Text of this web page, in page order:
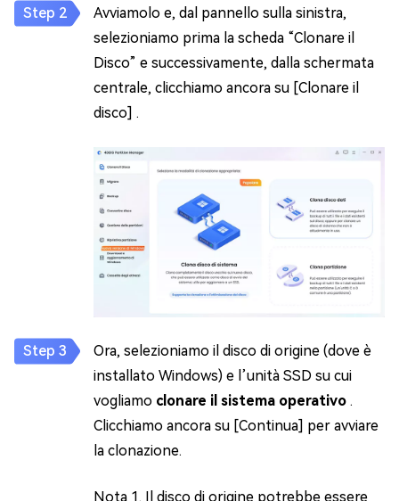
Avviamolo e, dal pannello sulla sinistra,
selezioniamo prima la scheda “Clonare il
Disco” e successivamente, dalla schermata
centrale, clicchiamo ancora su [Clonare il
disco] .
Ora, selezioniamo il disco di origine (dove è
installato Windows) e l’unità SSD su cui
vogliamo clonare il sistema operativo .
Clicchiamo ancora su [Continua] per avviare
la clonazione.
Nota 1. Il disco di origine potrebbe essere